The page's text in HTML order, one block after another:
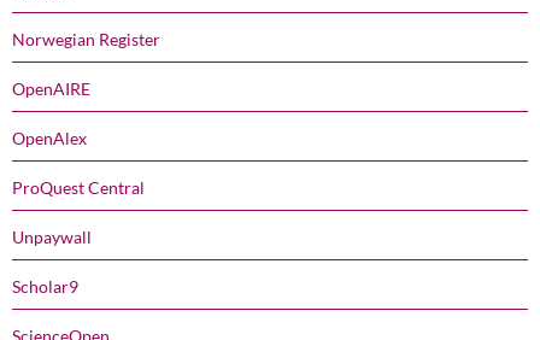
Norwegian Register
OpenAIRE
OpenAlex
ProQuest Central
Unpaywall
Scholar9
ScienceOpen